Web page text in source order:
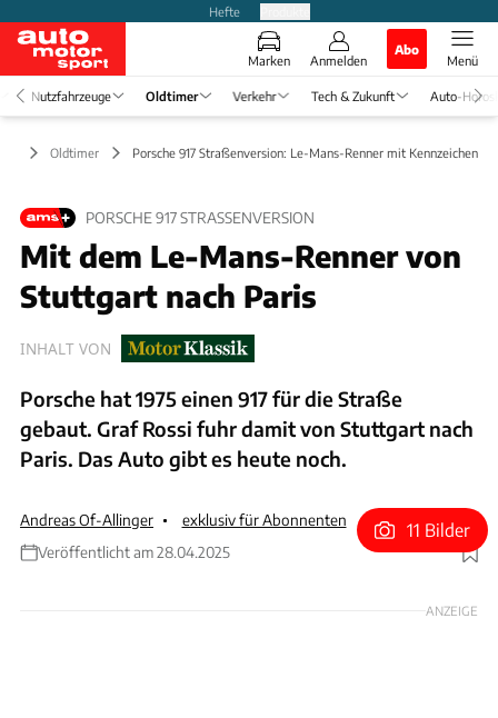
Hefte
Marken Anmelden
Abo
Menü
Nutzfahrzeuge Oldtimer Verkehr Tech & Zukunft Auto-
Oldtimer Porsche 917 Straßenversion: Le-Mans-Renner mit Kennzeichen
PORSCHE 917 STRASSENVERSION
Mit dem Le-Mans-Renner von
Stuttgart nach Paris
INHALT VON
Porsche hat 1975 einen 917 für die Straße
gebaut. Graf Rossi fuhr damit von Stuttgart nach
Paris. Das Auto gibt es heute noch.
Andreas Of-Allinger
exklusiv für Abonnenten
Veröffentlicht am 28.04.2025
Foto: Porsche
11 Bilder
ANZEIGE